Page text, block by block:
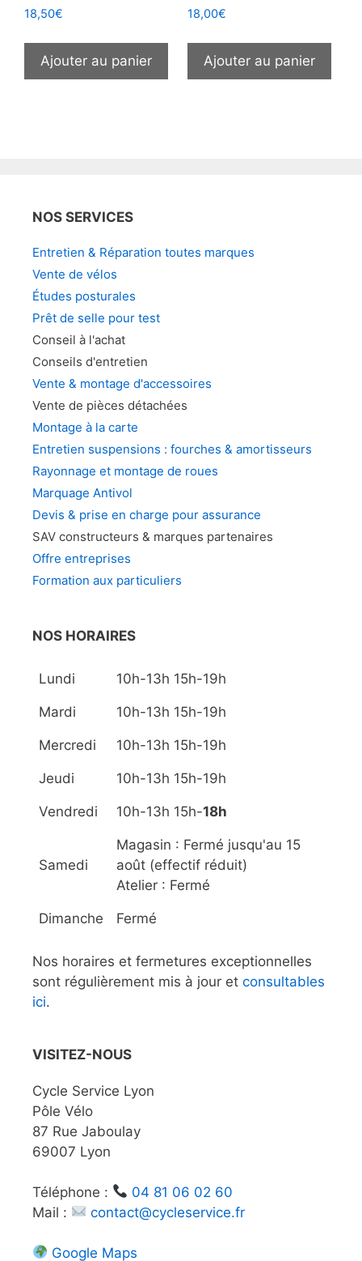
18,50€
Ajouter au panier
18,00€
Ajouter au panier
NOS SERVICES
Entretien & Réparation toutes marques
Vente de vélos
Études posturales
Prêt de selle pour test
Conseil à l'achat
Conseils d'entretien
Vente & montage d'accessoires
Vente de pièces détachées
Montage à la carte
Entretien suspensions : fourches & amortisseurs
Rayonnage et montage de roues
Marquage Antivol
Devis & prise en charge pour assurance
SAV constructeurs & marques partenaires
Offre entreprises
Formation aux particuliers
NOS HORAIRES
Lundi 10h-13h 15h-19h
Mardi 10h-13h 15h-19h
Mercredi 10h-13h 15h-19h
Jeudi 10h-13h 15h-19h
Vendredi 10h-13h 15h-18h
Samedi
Magasin : Fermé jusqu'au 15
août (effectif réduit)
Atelier : Fermé
Dimanche Fermé
Nos horaires et fermetures exceptionnelles
sont régulièrement mis à jour et consultables
ici.
VISITEZ-NOUS
Cycle Service Lyon
Pôle Vélo
87 Rue Jaboulay
69007 Lyon
Téléphone :
04 81 06 02 60
Mail :
contact@cycleservice.fr
Google Maps